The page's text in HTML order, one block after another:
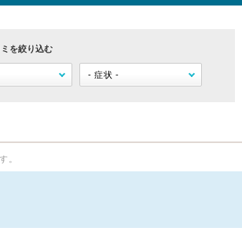
を絞り込む
。